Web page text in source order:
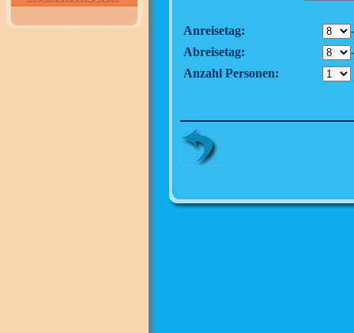
Anreisetag:
-
Abreisetag:
-
Anzahl Personen: